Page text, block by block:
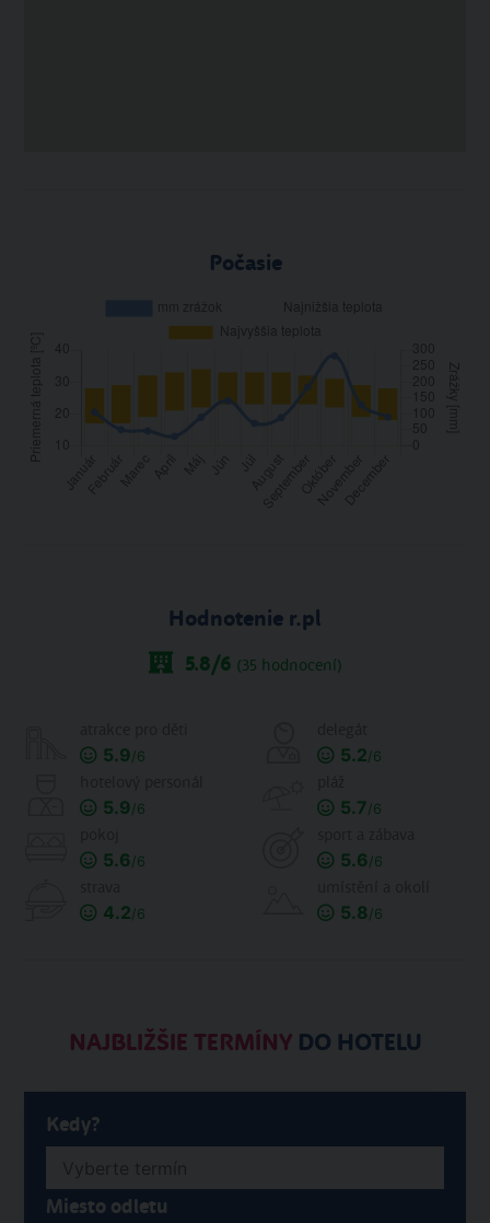
Počasie
Hodnotenie r.pl
5.8/6 (35 hodnocení)
5.9/6 5.2/6
5.9/6 5.7/6
5.6/6 5.6/6
4.2/6 5.8/6
NAJBLIŽŠIE TERMÍNYDO HOTELU
Kedy?
Miesto odletu